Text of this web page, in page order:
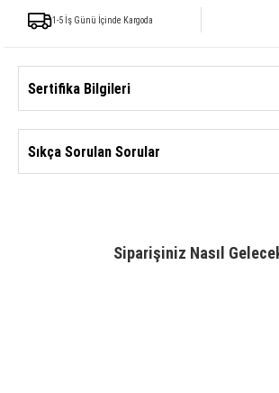
1-5 İş Günü İçinde Kargoda
Sertifika Bilgileri
Sıkça Sorulan Sorular
Siparişiniz Nasıl